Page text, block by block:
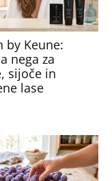
by Keune:
nega za
sijoče in
lase